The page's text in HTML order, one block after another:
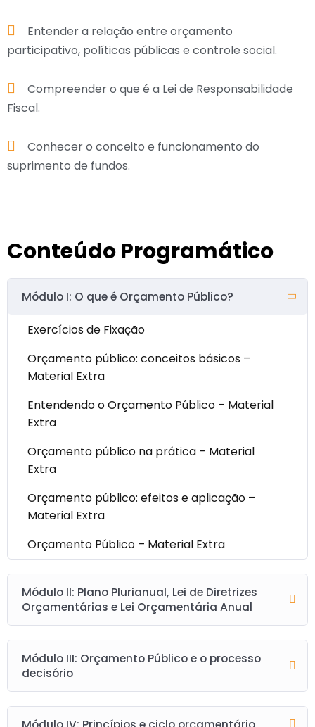
Entender a relação entre orçamento
participativo, políticas públicas e controle social.
Compreender o que é a Lei de Responsabilidade
Fiscal.
Conhecer o conceito e funcionamento do
suprimento de fundos.
Conteúdo Programático
Módulo I: O que é Orçamento Público?
Exercícios de Fixação
Orçamento público: conceitos básicos –
Material Extra
Entendendo o Orçamento Público – Material
Extra
Orçamento público na prática – Material
Extra
Orçamento público: efeitos e aplicação –
Material Extra
Orçamento Público – Material Extra
Módulo II: Plano Plurianual, Lei de Diretrizes
Orçamentárias e Lei Orçamentária Anual
Módulo III: Orçamento Público e o processo
decisório